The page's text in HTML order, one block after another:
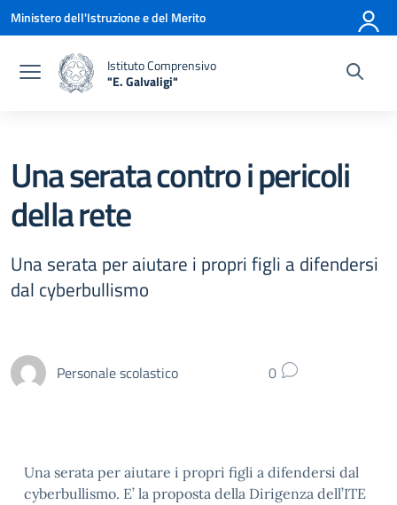
Vai ai contenuti
Vai al menu di navigazione
Vai al footer
Ministero dell'Istruzione e del Merito
Istituto Comprensivo
"E. Galvaligi"
— Visita la pagina iniziale della scuola
Una serata contro i pericoli
della rete
Una serata per aiutare i propri figli a difendersi
dal cyberbullismo
Personale scolastico 0
Una serata per aiutare i propri figli a difendersi dal
cyberbullismo. E’ la proposta della Dirigenza dell’ITE